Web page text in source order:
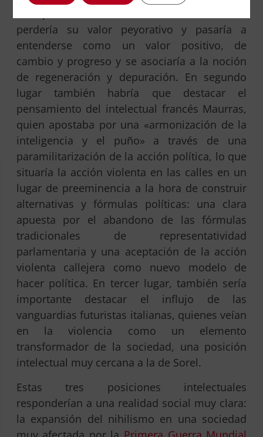
perdería su valor peyorativo y pasaría a
entenderse como un valor positivo, de
cambio y progreso y se asociaría a la noción
de regeneración y depuración. En segundo
lugar también habría que destacar el
pensamiento del intelectual francés Maurras,
quien apostaba por una «armonización de la
inteligencia y el puño» a través de una
paramilitarización de la acción política, lo que
situaría la acción violenta en las calles en un
lugar de preeminencia a la hora de construir
alternativas y fórmulas políticas: una clara
apuesta por el abandono de las fórmulas
tradicionales de representatividad
parlamentaria y una aceptación de la acción
violenta callejera como nuevo modelo de
hacer política. En tercer lugar, también sería
importante destacar el influjo de las
vanguardias futuristas italianas, quienes veían
en la violencia como un elemento
transformador de la sociedad, una posición
intelectual muy cercana a la de Sorel.
Estas tres posiciones intelectuales
responderían a una realidad social muy clara:
la expansión del nihilismo en una sociedad